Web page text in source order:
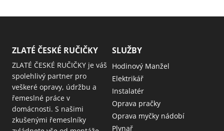
ZLATÉ ČESKÉ RUČIČKY
ZLATÉ ČESKÉ RUČIČKY je váš
spolehlivý partner pro
veškeré opravy, údržbu a
řemeslné práce v
domácnosti. S našimi
zkušenými řemeslníky
SLUŽBY
Hodinový Manžel
Elektrikář
Instalatér
Oprava pračky
Oprava myčky nádobí
Plynař